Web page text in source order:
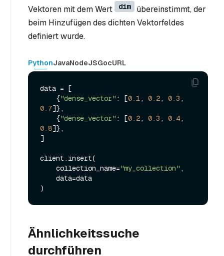
Vektoren mit dem Wert
dim
übereinstimmt, der
beim Hinzufügen des dichten Vektorfeldes
definiert wurde.
PythonJavaNodeJSGocURL
data = [
    {
"dense_vector" : [0.1, 0.2, 0.3
0.7]},
    {
"dense_vector" : [0.2, 0.3 , 0.4
0.8]},
]
client.insert(
    collection_name=
"my_collection" ,
Ähnlichkeitssuche
durchführen